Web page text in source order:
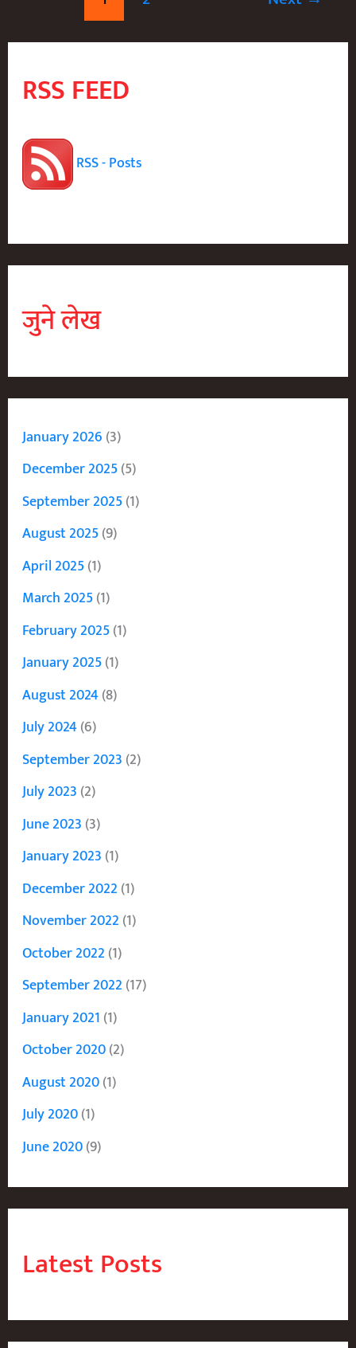
RSS FEED
RSS - Posts
जुने लेख
January 2026 (3)
December 2025(5)
September 2025(1)
August 2025(9)
April 2025(1)
March 2025(1)
February 2025(1)
January 2025(1)
August 2024(8)
July 2024(6)
September 2023 (2)
July 2023 (2)
June 2023 (3)
January 2023 (1)
December 2022 (1)
November 2022 (1)
October 2022 (1)
September 2022 (17)
January 2021 (1)
October 2020(2)
August 2020(1)
July 2020(1)
June 2020(9)
Latest Posts